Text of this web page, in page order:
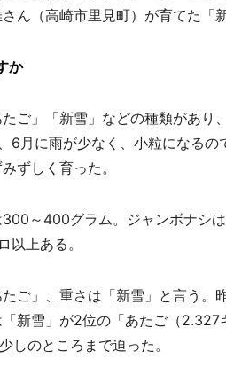
ん（高崎市里見町）が育てた「
か
ご」「新雪」などの種類があり
6月に雨が少なく、小粒になる
ずしく育った。
～400グラム。ジャンボナシ
以上ある。
ご」、重さは「新雪」と言う。
新雪」が2位の「あたご（
しのところまで迫った。